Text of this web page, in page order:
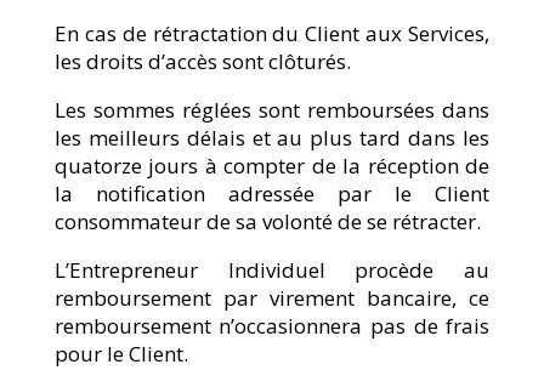
En cas de rétractation du Client aux Services,
les droits d’accès sont clôturés.
Les sommes réglées sont remboursées dans
les meilleurs délais et au plus tard dans les
quatorze jours à compter de la réception de
la notification adressée par le Client
consommateur de sa volonté de se rétracter.
L’Entrepreneur Individuel procède au
remboursement par virement bancaire, ce
remboursement n’occasionnera pas de frais
pour le Client.